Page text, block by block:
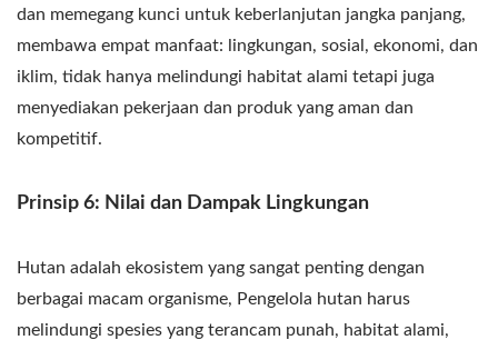
dan memegang kunci untuk keberlanjutan jangka panjang,
membawa empat manfaat: lingkungan, sosial, ekonomi, dan
iklim, tidak hanya melindungi habitat alami tetapi juga
menyediakan pekerjaan dan produk yang aman dan
kompetitif.
Prinsip 6: Nilai dan Dampak Lingkungan
Hutan adalah ekosistem yang sangat penting dengan
berbagai macam organisme, Pengelola hutan harus
melindungi spesies yang terancam punah, habitat alami,